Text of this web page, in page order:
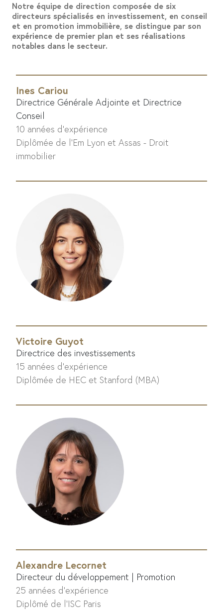
Notre équipe de direction composée de six
directeurs spécialisés en investissement, en conseil
et en promotion immobilière, se distingue par son
expérience de premier plan et ses réalisations
notables dans le secteur.
Ines Cariou
Directrice Générale Adjointe et Directrice
Conseil
10 années d'expérience
Diplômée de l'Em Lyon et Assas - Droit
immobilier
Victoire Guyot
Directrice des investissements
15 années d'expérience
Diplômée de HEC et Stanford (MBA)
Alexandre Lecornet
Directeur du développement | Promotion
25 années d'expérience
Diplômé de l'ISC Paris